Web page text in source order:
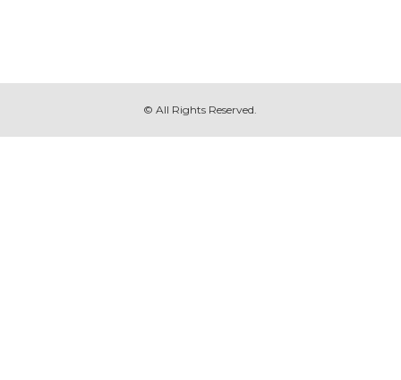
© All Rights Reserved.